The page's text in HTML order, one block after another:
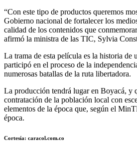
“Con este tipo de productos queremos
Gobierno nacional de fortalecer los
calidad de los contenidos que
afirmó la ministra de las TIC, Sylvia
La trama de esta película es la historia de
participó en el proceso de la
numerosas batallas de la ruta libertadora.
La producción tendrá lugar en Boyacá, y
contratación de la población local con
elementos de la época que, según el
época.
Cortesía: caracol.com.co